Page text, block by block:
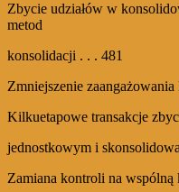
Zbycie udziałów w
metod
konsolidacji . . . 481
Zmniejszenie
Kilkuetapowe transakcje
jednostkowym i
Zamiana kontroli na wspólną